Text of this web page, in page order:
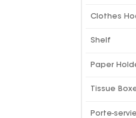
Clothes
Shelf
Paper
Tissue
Porte-